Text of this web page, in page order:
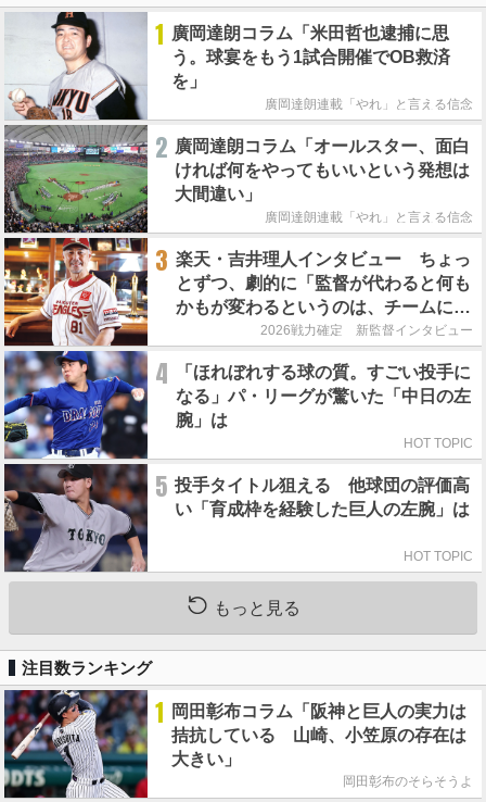
1 廣岡達朗コラム「米田哲也逮捕に思
う。球宴をもう1試合開催でOB救済
を」
廣岡達朗連載「やれ」と言える信念
2 廣岡達朗コラム「オールスター、面白
ければ何をやってもいいという発想は
大間違い」
廣岡達朗連載「やれ」と言える信念
3 楽天・吉井理人インタビュー ちょっ
とずつ、劇的に「監督が代わると何も
かもが変わるというのは、チームにと
って良くないことなんです」
2026戦力確定 新監督インタビュー
4
「ほれぼれする球の質。すごい投手に
なる」パ・リーグが驚いた「中日の左
腕」は
HOT TOPIC
5 投手タイトル狙える 他球団の評価高
い「育成枠を経験した巨人の左腕」は
HOT TOPIC
もっと見る
注目数ランキング
1
岡田彰布コラム「阪神と巨人の実力は
拮抗している 山崎、小笠原の存在は
大きい」
岡田彰布のそらそうよ